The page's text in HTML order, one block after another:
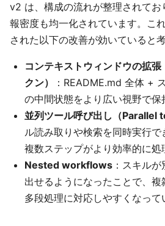
v2 は、構成の流れが整理されてお
報密度も均一化されています。こ
された以下の改善が効いていると
コンテキストウィンドウの拡
クン）
：README.md 全体 +
の中間状態をより広い視野で保
並列ツール呼び出し（Parallel
ル読み取りや検索を同時実行
複数ステップがより効率的に処
Nested workflows ：スキル
出せるようになったことで、
多段処理に対応しやすくなって